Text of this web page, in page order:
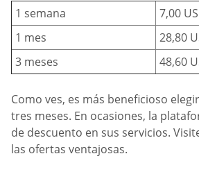
1 semana
7,00
1 mes
28,80
3 meses
48,60
Como ves, es más beneficioso
tres meses. En ocasiones, la
de descuento en sus servicios.
las ofertas ventajosas.